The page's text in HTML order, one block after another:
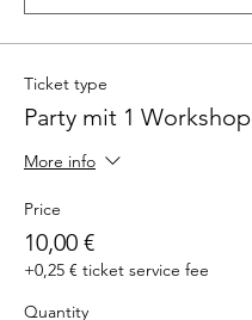
Ticket type
Party mit 1 Workshop
More info
Price
10,00 €
+0,25 € ticket service fee
Quantity